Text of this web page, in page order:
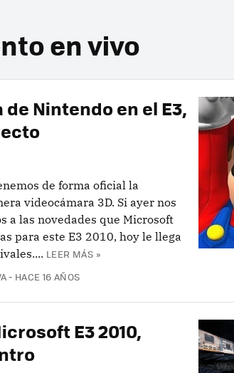
en vivo
Nintendo en el E3,
de forma oficial la
videocámara 3D. Si ayer nos
a las novedades que Microsoft
para este E3 2010, hoy le llega
LEER MÁS »
HACE 16 AÑOS
E3 2010,